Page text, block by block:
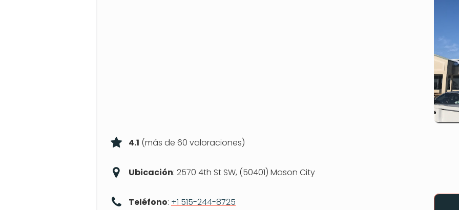
4.1 (más de 60 valoraciones)
Ubicación: 2570 4th St SW, (50401) Mason City
Teléfono: +1 515-244-8725